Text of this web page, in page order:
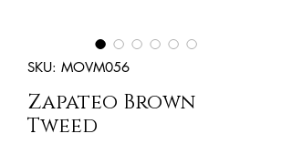
SKU: MOVM056
Zapateo Brown
Tweed